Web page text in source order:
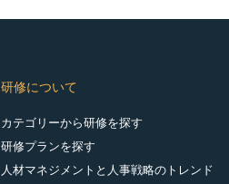
研修について
カテゴリーから研修を探す
研修プランを探す
人材マネジメントと人事戦略のトレンド